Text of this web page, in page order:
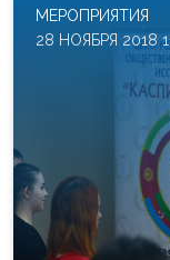
МЕРОПРИЯТИЯ
28 НОЯБРЯ 2018